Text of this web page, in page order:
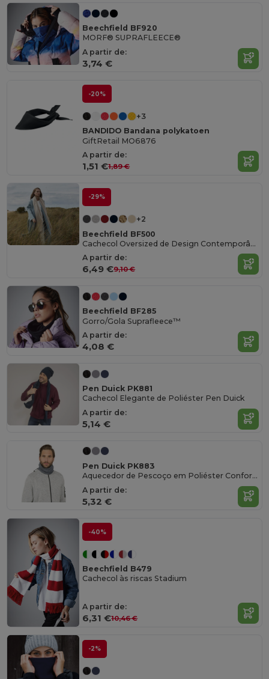
Beechfield BF920
MORF® SUPRAFLEECE®
A partir de:
3,74 €
-20%
+3
BANDIDO Bandana polykatoen
GiftRetail MO6876
A partir de:
1,51 €1,89 €
-29%
+2
Beechfield BF500
Cachecol Oversized de Design Contemporâneo
A partir de:
6,49 €9,10 €
Beechfield BF285
Gorro/Gola Suprafleece™
A partir de:
4,08 €
Pen Duick PK881
Cachecol Elegante de Poliéster Pen Duick
A partir de:
5,14 €
Pen Duick PK883
Aquecedor de Pescoço em Poliéster Confortável
A partir de:
5,32 €
-40%
Beechfield B479
Cachecol às riscas Stadium
A partir de:
6,31 €10,46 €
-2%